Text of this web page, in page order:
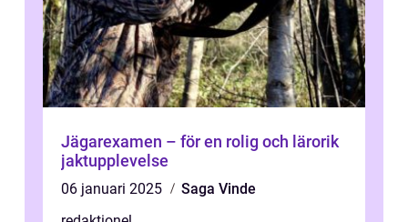
Jägarexamen – för en rolig och lärorik
jaktupplevelse
06 januari 2025
Saga Vinde